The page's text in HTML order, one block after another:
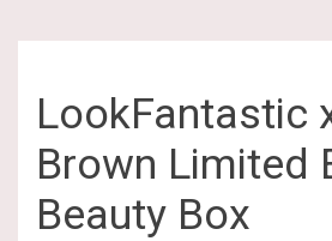
LookFantastic
Brown Limited
Beauty Box